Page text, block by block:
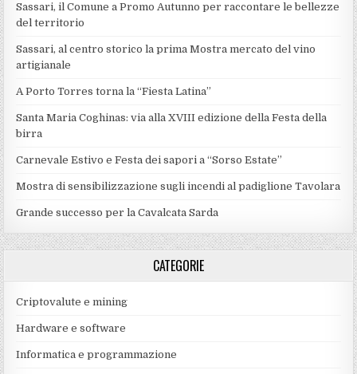
Sassari, il Comune a Promo Autunno per raccontare le bellezze
del territorio
Sassari, al centro storico la prima Mostra mercato del vino
artigianale
A Porto Torres torna la “Fiesta Latina”
Santa Maria Coghinas: via alla XVIII edizione della Festa della
birra
Carnevale Estivo e Festa dei sapori a “Sorso Estate”
Mostra di sensibilizzazione sugli incendi al padiglione Tavolara
Grande successo per la Cavalcata Sarda
CATEGORIE
Criptovalute e mining
Hardware e software
Informatica e programmazione